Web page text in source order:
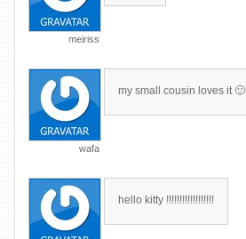
meiriss
wafa
my small cousin loves it 🙂
hello kitty !!!!!!!!!!!!!!!!!!